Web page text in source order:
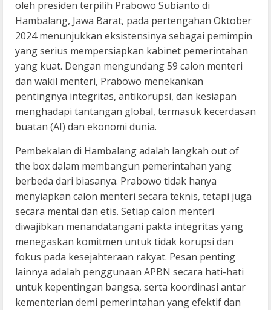
oleh presiden terpilih Prabowo Subianto di
Hambalang, Jawa Barat, pada pertengahan Oktober
2024 menunjukkan eksistensinya sebagai pemimpin
yang serius mempersiapkan kabinet pemerintahan
yang kuat. Dengan mengundang 59 calon menteri
dan wakil menteri, Prabowo menekankan
pentingnya integritas, antikorupsi, dan kesiapan
menghadapi tantangan global, termasuk kecerdasan
buatan (AI) dan ekonomi dunia.
Pembekalan di Hambalang adalah langkah out of
the box dalam membangun pemerintahan yang
berbeda dari biasanya. Prabowo tidak hanya
menyiapkan calon menteri secara teknis, tetapi juga
secara mental dan etis. Setiap calon menteri
diwajibkan menandatangani pakta integritas yang
menegaskan komitmen untuk tidak korupsi dan
fokus pada kesejahteraan rakyat. Pesan penting
lainnya adalah penggunaan APBN secara hati-hati
untuk kepentingan bangsa, serta koordinasi antar
kementerian demi pemerintahan yang efektif dan